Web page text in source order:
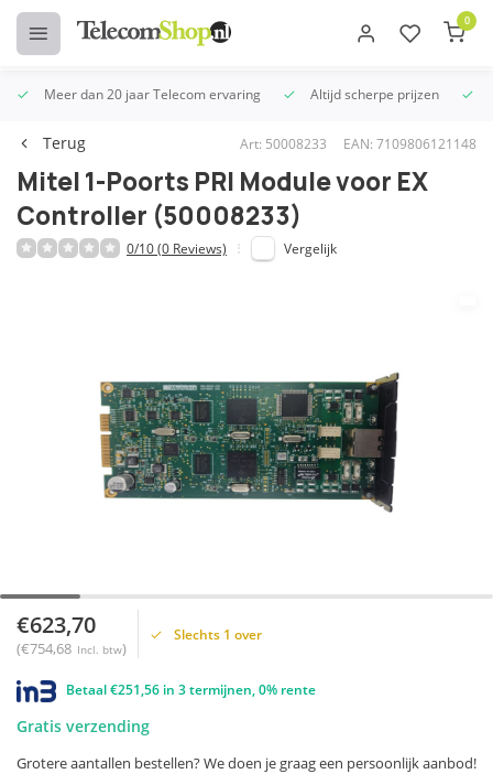
0
Meer dan 20 jaar Telecom ervaring Altijd scherpe prijzen
Terug Art: 50008233 EAN: 7109806121148
Mitel 1-Poorts PRI Module voor EX
Controller (50008233)
0/10 (0 Reviews) Vergelijk
€623,70
(€754,68 Incl. btw)
Slechts 1 over
Betaal €251,56 in 3 termijnen, 0% rente
Gratis verzending
Grotere aantallen bestellen? We doen je graag een persoonlijk aanbod!